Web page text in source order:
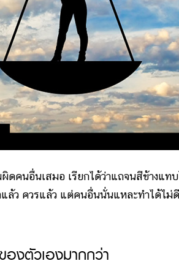
คนอื่นเสมอ เรียกได้ว่าแถจนสีข้างแท
แล้ว ควรแล้ว แต่คนอื่นนั่นแหละทำได้ไม่ดี
งตัวเองมากกว่า